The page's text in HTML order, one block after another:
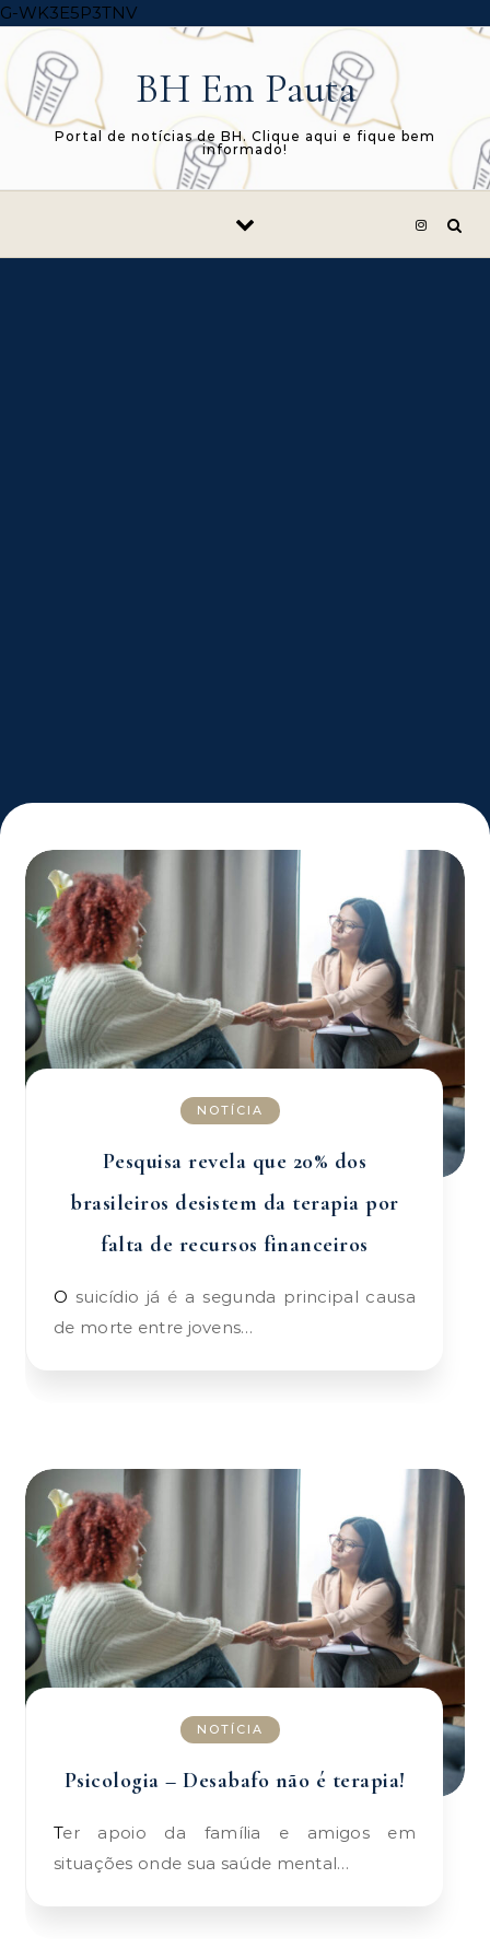
G-WK3E5P3TNVSkip to content
BH Em Pauta
Portal de notícias de BH. Clique aqui e fique bem
informado!
NOTÍCIA
Pesquisa revela que 20% dos
brasileiros desistem da terapia por
falta de recursos financeiros
O suicídio já é a segunda principal causa
de morte entre jovens…
NOTÍCIA
Psicologia – Desabafo não é terapia!
Ter apoio da família e amigos em
situações onde sua saúde mental…